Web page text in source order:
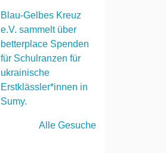
Blau-Gelbes Kreuz
e.V. sammelt über
betterplace Spenden
für Schulranzen für
ukrainische
Erstklässler*innen in
Sumy.
Alle Gesuche